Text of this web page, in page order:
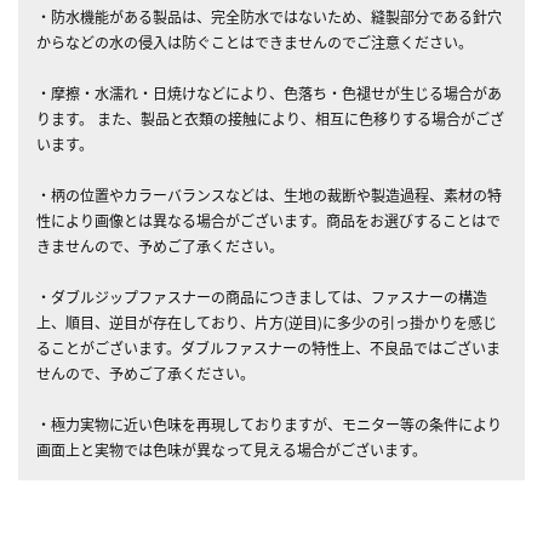
・防水機能がある製品は、完全防水ではないため、縫製部分である針穴
からなどの水の侵入は防ぐことはできませんのでご注意ください。
・摩擦・水濡れ・日焼けなどにより、色落ち・色褪せが生じる場合があ
ります。 また、製品と衣類の接触により、相互に色移りする場合がござ
います。
・柄の位置やカラーバランスなどは、生地の裁断や製造過程、素材の特
性により画像とは異なる場合がございます。商品をお選びすることはで
きませんので、予めご了承ください。
・ダブルジップファスナーの商品につきましては、ファスナーの構造
上、順目、逆目が存在しており、片方(逆目)に多少の引っ掛かりを感じ
ることがございます。ダブルファスナーの特性上、不良品ではございま
せんので、予めご了承ください。
・極力実物に近い色味を再現しておりますが、モニター等の条件により
画面上と実物では色味が異なって見える場合がございます。